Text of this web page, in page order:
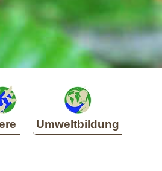
Umweltbildung